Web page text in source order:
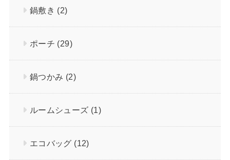
鍋敷き (2)
ポーチ (29)
鍋つかみ (2)
ルームシューズ (1)
エコバッグ (12)